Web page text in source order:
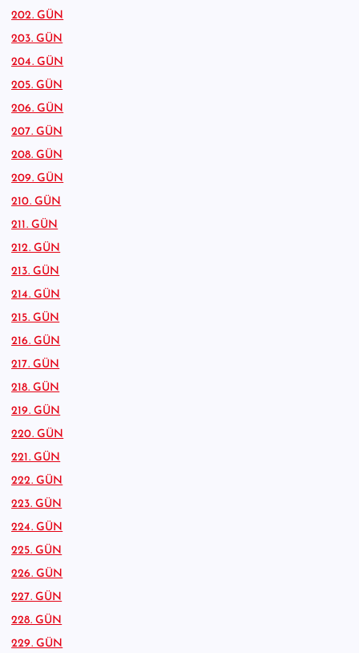
202. GÜN
203. GÜN
204. GÜN
205. GÜN
206. GÜN
207. GÜN
208. GÜN
209. GÜN
210. GÜN
211. GÜN
212. GÜN
213. GÜN
214. GÜN
215. GÜN
216. GÜN
217. GÜN
218. GÜN
219. GÜN
220. GÜN
221. GÜN
222. GÜN
223. GÜN
224. GÜN
225. GÜN
226. GÜN
227. GÜN
228. GÜN
229. GÜN